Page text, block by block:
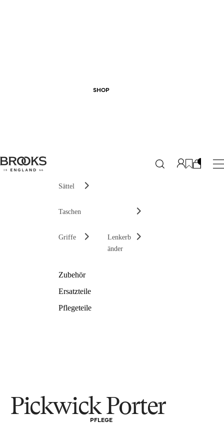
SHOP
Sättel
Taschen
Griffe
Lenkerb
änder
Zubehör
Ersatzteile
Pflegeteile
PFLEGE
Pickwick Porter